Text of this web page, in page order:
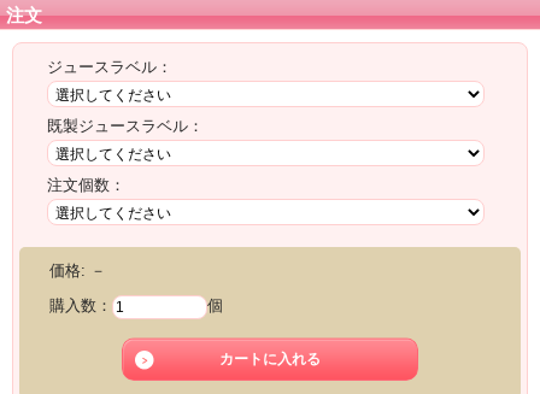
注文
ジュースラベル：
既製ジュースラベル：
注文個数：
価格: －
購入数：
個